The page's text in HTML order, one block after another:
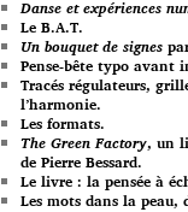
Danse et expériences
Le B.A.T.
Un bouquet de signes
Pense-bête typo avant
Tracés régulateurs,
l’harmonie.
Les formats.
The Green Factory, un
de Pierre Bessard.
Le livre : la pensée à
Les mots dans la peau,